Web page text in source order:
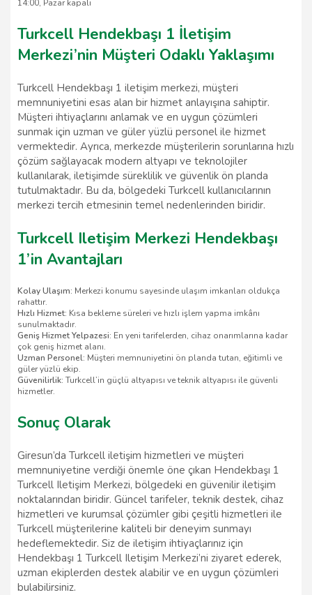
14:00, Pazar kapalı
Turkcell Hendekbaşı 1 İletişim
Merkezi’nin Müşteri Odaklı Yaklaşımı
Turkcell Hendekbaşı 1 iletişim merkezi, müşteri
memnuniyetini esas alan bir hizmet anlayışına sahiptir.
Müşteri ihtiyaçlarını anlamak ve en uygun çözümleri
sunmak için uzman ve güler yüzlü personel ile hizmet
vermektedir. Ayrıca, merkezde müşterilerin sorunlarına hızlı
çözüm sağlayacak modern altyapı ve teknolojiler
kullanılarak, iletişimde süreklilik ve güvenlik ön planda
tutulmaktadır. Bu da, bölgedeki Turkcell kullanıcılarının
merkezi tercih etmesinin temel nedenlerinden biridir.
Turkcell Iletişim Merkezi Hendekbaşı
1’in Avantajları
Kolay Ulaşım: Merkezi konumu sayesinde ulaşım imkanları oldukça
rahattır.
Hızlı Hizmet: Kısa bekleme süreleri ve hızlı işlem yapma imkânı
sunulmaktadır.
Geniş Hizmet Yelpazesi: En yeni tarifelerden, cihaz onarımlarına kadar
çok geniş hizmet alanı.
Uzman Personel: Müşteri memnuniyetini ön planda tutan, eğitimli ve
güler yüzlü ekip.
Güvenilirlik: Turkcell’in güçlü altyapısı ve teknik altyapısı ile güvenli
hizmetler.
Sonuç Olarak
Giresun’da Turkcell iletişim hizmetleri ve müşteri
memnuniyetine verdiği önemle öne çıkan Hendekbaşı 1
Turkcell Iletişim Merkezi, bölgedeki en güvenilir iletişim
noktalarından biridir. Güncel tarifeler, teknik destek, cihaz
hizmetleri ve kurumsal çözümler gibi çeşitli hizmetleri ile
Turkcell müşterilerine kaliteli bir deneyim sunmayı
hedeflemektedir. Siz de iletişim ihtiyaçlarınız için
Hendekbaşı 1 Turkcell Iletişim Merkezi’ni ziyaret ederek,
uzman ekiplerden destek alabilir ve en uygun çözümleri
bulabilirsiniz.